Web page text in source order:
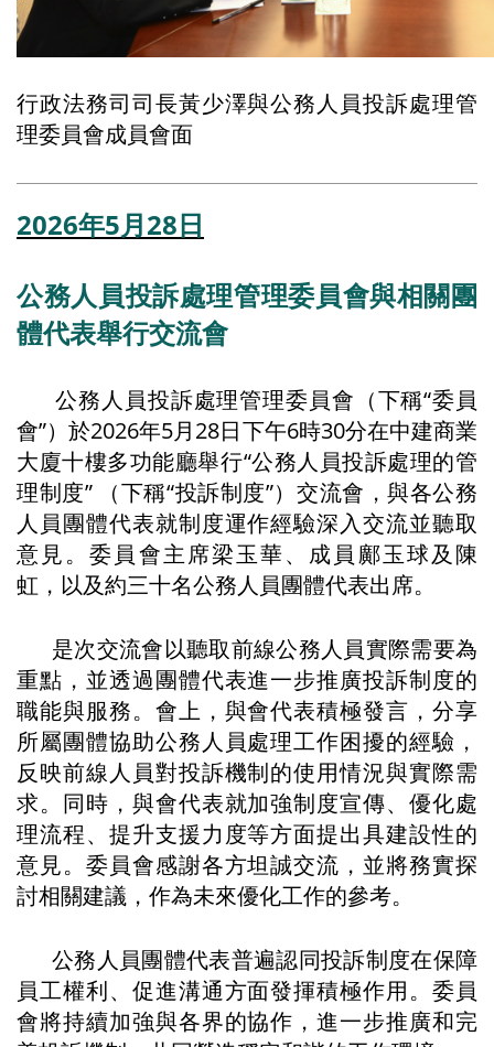
行政法務司司長黃少澤與公務人員投訴處理管
理委員會成員會面
2026年5月28日
公務人員投訴處理管理委員會與相關團
體代表舉行交流會
公務人員投訴處理管理委員會（下稱“委員
會”）於2026年5月28日下午6時30分在中建商業
大廈十樓多功能廳舉行“公務人員投訴處理的管
理制度” （下稱“投訴制度”）交流會，與各公務
人員團體代表就制度運作經驗深入交流並聽取
意見。委員會主席梁玉華、成員鄺玉球及陳
虹，以及約三十名公務人員團體代表出席。
是次交流會以聽取前線公務人員實際需要為
重點，並透過團體代表進一步推廣投訴制度的
職能與服務。會上，與會代表積極發言，分享
所屬團體協助公務人員處理工作困擾的經驗，
反映前線人員對投訴機制的使用情況與實際需
求。同時，與會代表就加強制度宣傳、優化處
理流程、提升支援力度等方面提出具建設性的
意見。委員會感謝各方坦誠交流，並將務實探
討相關建議，作為未來優化工作的參考。
公務人員團體代表普遍認同投訴制度在保障
員工權利、促進溝通方面發揮積極作用。委員
會將持續加強與各界的協作，進一步推廣和完